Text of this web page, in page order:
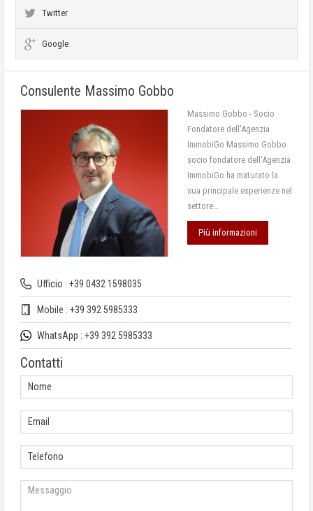
Twitter
Google
Consulente Massimo Gobbo
Ufficio : +39 0432 1598035
Mobile : +39 392 5985333
WhatsApp : +39 392 5985333
Massimo Gobbo - Socio
Fondatore dell'Agenzia
ImmobiGo Massimo Gobbo
socio fondatore dell'Agenzia
ImmobiGo ha maturato la
sua principale esperienze nel
settore…
Più informazioni
Contatti